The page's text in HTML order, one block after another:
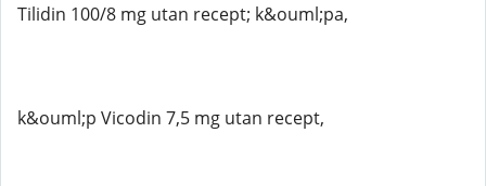
Tilidin 100/8 mg utan recept; k&ouml;pa,
k&ouml;p Vicodin 7,5 mg utan recept,